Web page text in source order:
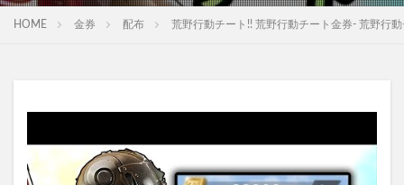
HOME 金券 配布 荒野行動チート!! 荒野行動チート金券- 荒野行